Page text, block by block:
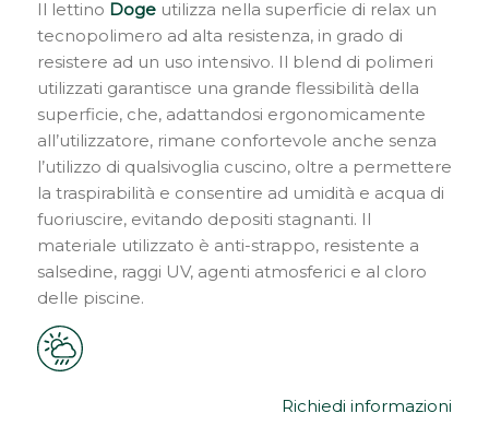
Il lettino Dogeutilizza nella superficie di relax un
tecnopolimero ad alta resistenza, in grado di
resistere ad un uso intensivo. Il blend di polimeri
utilizzati garantisce una grande flessibilità della
superficie, che, adattandosi ergonomicamente
all’utilizzatore, rimane confortevole anche senza
l’utilizzo di qualsivoglia cuscino, oltre a permettere
la traspirabilità e consentire ad umidità e acqua di
fuoriuscire, evitando depositi stagnanti. Il
materiale utilizzato è anti-strappo, resistente a
salsedine, raggi UV, agenti atmosferici e al cloro
delle piscine.
Richiedi informazioni